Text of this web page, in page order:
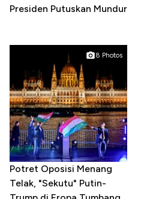
Presiden Putuskan Mundur
8 Photos
Potret Oposisi Menang
Telak, "Sekutu" Putin-